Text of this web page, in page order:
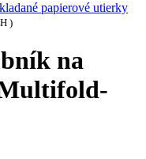
papierové utierky
)
na